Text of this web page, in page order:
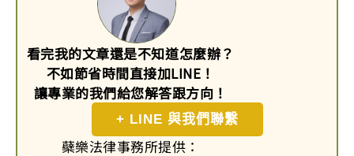
看完我的文章還是不知道怎麼辦？
不如節省時間直接加LINE！
讓專業的我們給您解答跟方向！
+ LINE 與我們聯繫
蘗樂法律事務所提供：